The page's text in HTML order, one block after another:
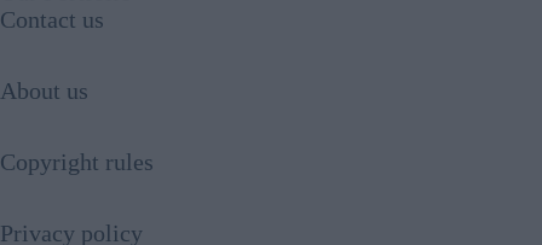
Contact us
About us
Copyright rules
Privacy policy